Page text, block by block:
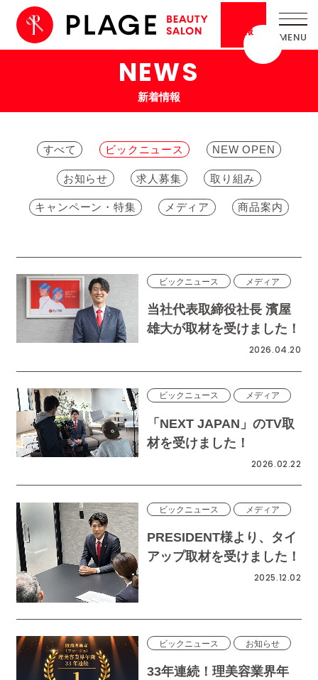
情報
NEWS
新着情報
すべて ビックニュース NEW OPEN
お知らせ 求人募集 取り組み
キャンペーン・特集 メディア 商品案内
ビックニュース メディア
2026.04.20
当社代表取締役社長 濱屋
雄大が取材を受けました！
ビックニュース メディア
2026.02.22
「NEXT JAPAN」のTV取
材を受けました！
ビックニュース メディア
2025.12.02
PRESIDENT様より、タイ
アップ取材を受けました！
ビックニュース お知らせ
33年連続！理美容業界年